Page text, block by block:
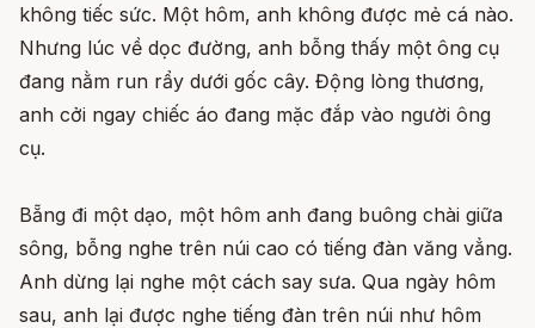
không tiếc sức. Một hôm, anh không được mẻ cá nào.
Nhưng lúc về dọc đường, anh bỗng thấy một ông cụ
đang nằm run rẩy dưới gốc cây. Động lòng thương,
anh cởi ngay chiếc áo đang mặc đắp vào người ông
cụ.
Bẵng đi một dạo, một hôm anh đang buông chài giữa
sông, bỗng nghe trên núi cao có tiếng đàn văng vẳng.
Anh dừng lại nghe một cách say sưa. Qua ngày hôm
sau, anh lại được nghe tiếng đàn trên núi như hôm